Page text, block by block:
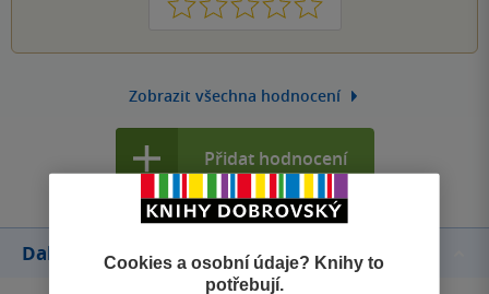
Zobrazit všechna hodnocení
Přidat hodnocení
Další knihy autoraCookies a osobní údaje? Knihy to
potřebují.